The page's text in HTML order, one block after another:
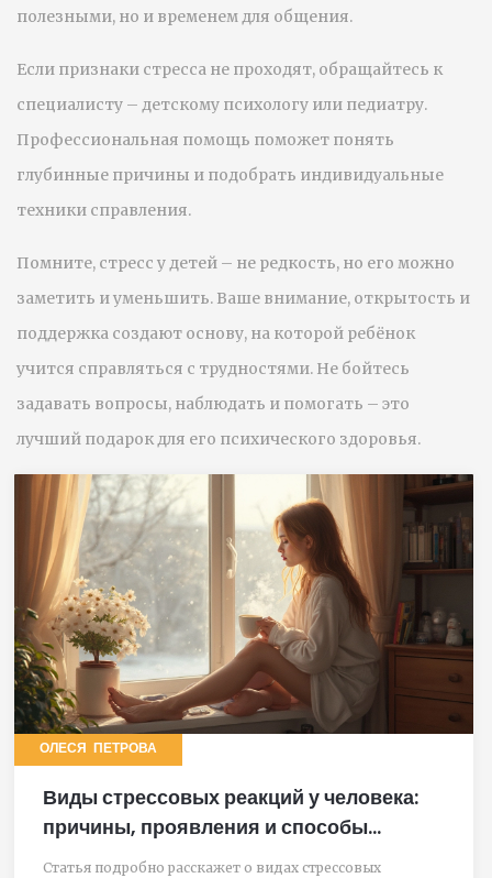
полезными, но и временем для общения.
Если признаки стресса не проходят, обращайтесь к
специалисту – детскому психологу или педиатру.
Профессиональная помощь поможет понять
глубинные причины и подобрать индивидуальные
техники справления.
Помните, стресс у детей – не редкость, но его можно
заметить и уменьшить. Ваше внимание, открытость и
поддержка создают основу, на которой ребёнок
учится справляться с трудностями. Не бойтесь
задавать вопросы, наблюдать и помогать – это
лучший подарок для его психического здоровья.
ОЛЕСЯ ПЕТРОВА
Виды стрессовых реакций у человека:
причины, проявления и способы
справиться
Статья подробно расскажет о видах стрессовых